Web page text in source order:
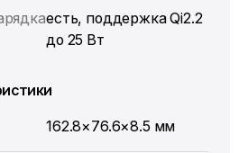
есть, поддержка Qi2.2
до 25 Вт
162.8×76.6×8.5 мм